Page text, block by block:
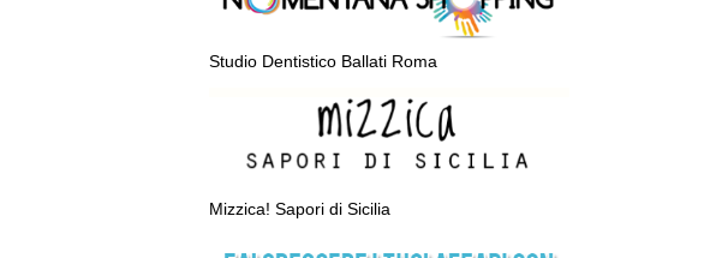
Studio Dentistico Ballati Roma
Mizzica! Sapori di Sicilia